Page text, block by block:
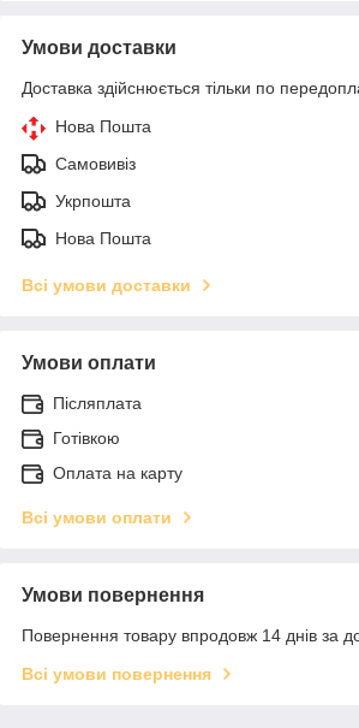
Умови доставки
Доставка здійснюється тільки по
Нова Пошта
Самовивіз
Укрпошта
Нова Пошта
Всі умови доставки
Умови оплати
Післяплата
Готівкою
Оплата на карту
Всі умови оплати
Умови повернення
Повернення товару впродовж 14 днів за
Всі умови повернення